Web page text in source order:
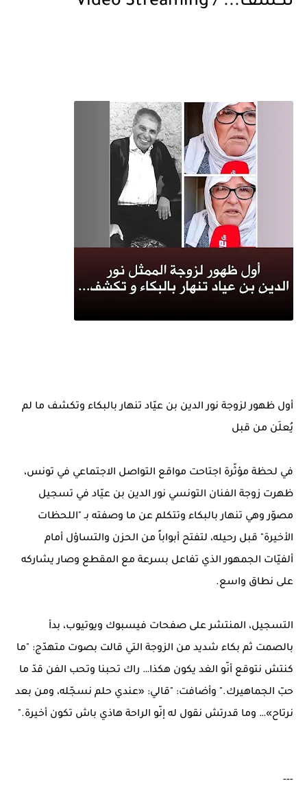
أول ظهور لزوجة نور الدين بن عيّاد تنهار بالبكاء وتكشف ما لم
يُعلَن من قبل
في لحظة مؤثّرة اجتاحت مواقع التواصل الاجتماعي في تونس،
ظهرت زوجة الفنان التونسي نور الدين بن عيّاد في تسجيل
مصوّر وهي تنهار بالبكاء وتتكلم عن ما وصفته بـ "اللحظات
الأخيرة" قبل رحيله، لتفتح أبواباً من الحزن والتساؤل أمام
ألفيّات الجمهور الذي تفاعل بسرعة مع المقطع وصار يشاركه
على نطاق واسع.
التسجيل، المنتشر على صفحات فيسبوك ويوتيوب، بدأ
بالصمت ثم بكاء شديد من الزوجة التي قالت بصوت متهدّج: "ما
كنتش نتوقع أنّو الغد يكون هكذا… راك تحبنا وتحب الفن قدّ ما
حبّ الجماهيرك." وأضافت: "قالي: «عندي حلم نسجّله، ومن بعد
نرتاح»… وما قدرتش نقول له إنّو الراحة هاذي باش تكون أخيرة."
---